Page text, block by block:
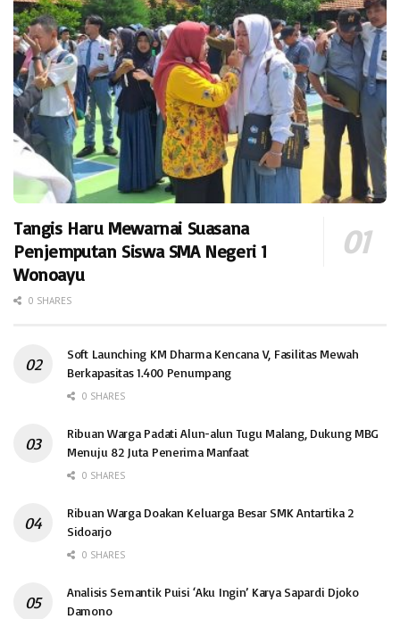
Tangis Haru Mewarnai Suasana
Penjemputan Siswa SMA Negeri 1
Wonoayu
0 SHARES
Soft Launching KM Dharma Kencana V, Fasilitas Mewah
Berkapasitas 1.400 Penumpang
0 SHARES
Ribuan Warga Padati Alun-alun Tugu Malang, Dukung MBG
Menuju 82 Juta Penerima Manfaat
0 SHARES
Ribuan Warga Doakan Keluarga Besar SMK Antartika 2
Sidoarjo
0 SHARES
Analisis Semantik Puisi ‘Aku Ingin’ Karya Sapardi Djoko
Damono